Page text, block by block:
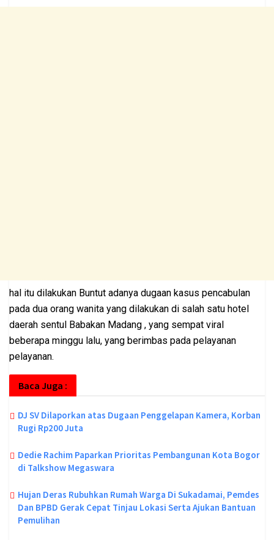
hal itu dilakukan Buntut adanya dugaan kasus pencabulan
pada dua orang wanita yang dilakukan di salah satu hotel
daerah sentul Babakan Madang , yang sempat viral
beberapa minggu lalu, yang berimbas pada pelayanan
pelayanan.
Baca Juga :
DJ SV Dilaporkan atas Dugaan Penggelapan Kamera, Korban
Rugi Rp200 Juta
Dedie Rachim Paparkan Prioritas Pembangunan Kota Bogor
di Talkshow Megaswara
Hujan Deras Rubuhkan Rumah Warga Di Sukadamai, Pemdes
Dan BPBD Gerak Cepat Tinjau Lokasi Serta Ajukan Bantuan
Pemulihan